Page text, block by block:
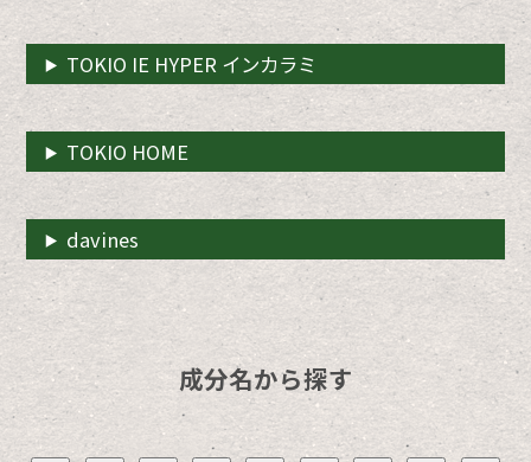
TOKIO IE HYPER インカラミ
TOKIO HOME
davines
成分名から探す